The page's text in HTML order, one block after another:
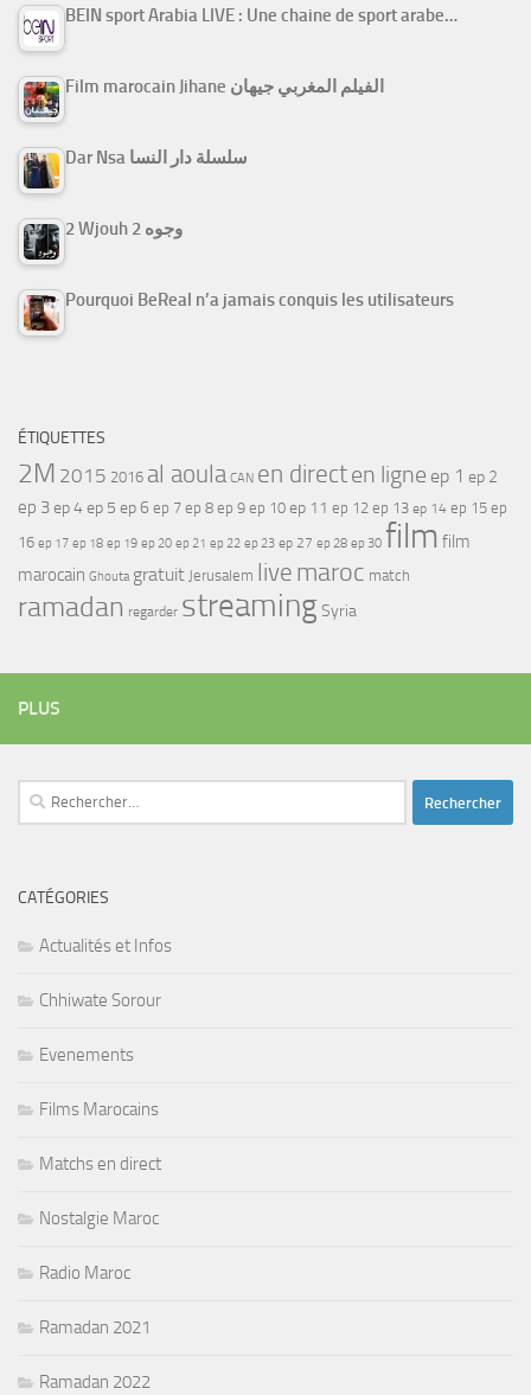
BEIN sport Arabia LIVE : Une chaine de sport arabe…
Film marocain Jihane الفيلم المغربي جيهان
Dar Nsa سلسلة دار النسا
2 Wjouh 2 وجوه
Pourquoi BeReal n’a jamais conquis les utilisateurs
ÉTIQUETTES
2M 2015 2016 al aoula CAN en directen ligne ep 1 ep 2
ep 3ep 4ep 5 ep 6 ep 7 ep 8 ep 9 ep 10 ep 11 ep 12 ep 13 ep 14 ep 15 ep
16 ep 17 ep 18 ep 19 ep 20 ep 21 ep 22 ep 23 ep 27 ep 28 ep 30 film film
marocain Ghouta gratuit Jerusalem live maroc match
ramadan regarder streamingSyria
PLUS
Rechercher :
CATÉGORIES
Actualités et Infos
Chhiwate Sorour
Evenements
Films Marocains
Matchs en direct
Nostalgie Maroc
Radio Maroc
Ramadan 2021
Ramadan 2022